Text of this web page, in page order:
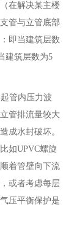
在解决某主楼
管与立管底部
即当建筑层数
建筑层数为5
管内压力波
管排流量较大
成水封破坏。
如UPVC螺旋
着管壁向下流
或者考虑每层
压平衡保护是